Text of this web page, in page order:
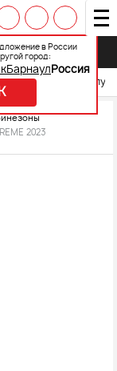
в России
город:
Барнаул Россия
свой мотоцикл и
2023